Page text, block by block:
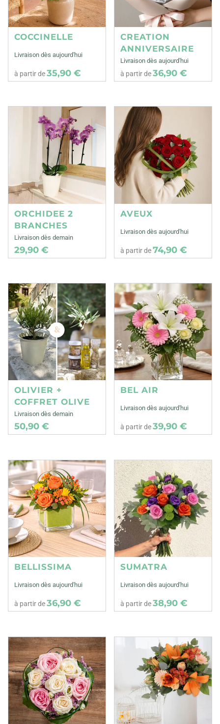
COCCINELLE
Livraison dès aujourd'hui
à partir de35,90 €
CREATION
ANNIVERSAIRE
Livraison dès aujourd'hui
à partir de36,90 €
ORCHIDEE 2
BRANCHES
Livraison dès demain
29,90 €
AVEUX
Livraison dès aujourd'hui
à partir de74,90 €
OLIVIER +
COFFRET OLIVE
Livraison dès demain
50,90 €
BEL AIR
Livraison dès aujourd'hui
à partir de39,90 €
BELLISSIMA
Livraison dès aujourd'hui
à partir de36,90 €
SUMATRA
Livraison dès aujourd'hui
à partir de38,90 €